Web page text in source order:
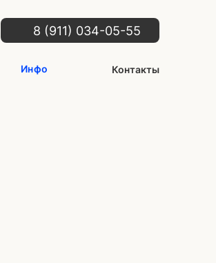
8 (911) 034-05-55
Инфо Контакты